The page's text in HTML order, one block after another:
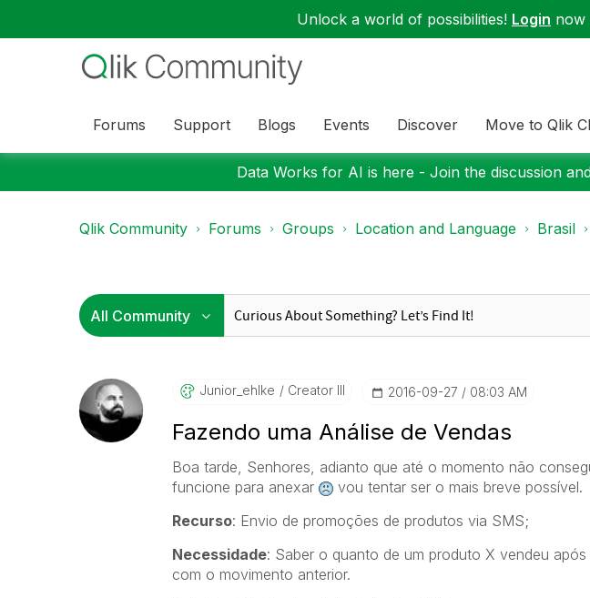
Unlock a world of possibilities! Login now
Forums Support Blogs Events Discover Move to Qlik
Data Works for AI is here - Join the discussion
Qlik Community Forums Groups Location and Language Brasil
Junior_ehlke Creator III ‎2016-09-27 08:03 AM
Fazendo uma Análise de Vendas
Boa tarde, Senhores, adianto que até o momento não
funcione para anexar
vou tentar ser o mais breve possível.
Recurso: Envio de promoções de produtos via SMS;
Necessidade: Saber o quanto de um produto X vendeu
com o movimento anterior.